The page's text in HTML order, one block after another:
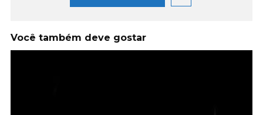
Você também deve gostar